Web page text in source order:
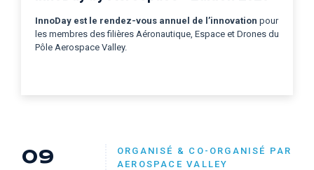
InnoDay est le rendez-vous annuel de l’innovation pour
les membres des filières Aéronautique, Espace et Drones du
Pôle Aerospace Valley.
09
ORGANISÉ & CO-ORGANISÉ PAR
AEROSPACE VALLEY